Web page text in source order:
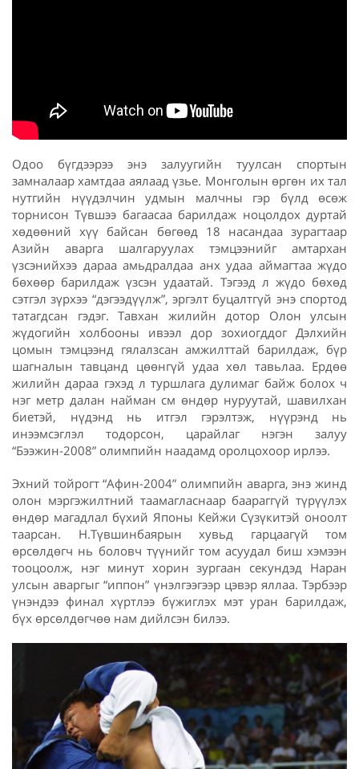
Одоо бүгдээрээ энэ залуугийн туулсан спортын
замналаар хамтдаа аялаад үзье. Монголын өргөн их тал
нутгийн нүүдэлчин удмын малчны гэр бүлд өсөж
торнисон Түвшээ багаасаа барилдаж ноцолдох дуртай
хөдөөний хүү байсан бөгөөд 18 насандаа зурагтаар
Азийн аварга шалгаруулах тэмцээнийг амтархан
үзсэнийхээ дараа амьдралдаа анх удаа аймагтаа жүдо
бөхөөр барилдаж үзсэн удаатай. Тэгээд л жүдо бөхөд
сэтгэл зүрхээ “дэгээдүүлж”, эргэлт буцалтгүй энэ спортод
татагдсан гэдэг. Тавхан жилийн дотор Олон улсын
жүдогийн холбооны ивээл дор зохиогддог Дэлхийн
цомын тэмцээнд гялалзсан амжилттай барилдаж, бүр
шагналын тавцанд цөөнгүй удаа хөл тавьлаа. Ердөө
жилийн дараа гэхэд л туршлага дулимаг байж болох ч
нэг метр далан найман см өндөр нуруутай, шавилхан
биетэй, нүдэнд нь итгэл гэрэлтэж, нүүрэнд нь
инээмсэглэл тодорсон, царайлаг нэгэн залуу
“Бээжин-2008” олимпийн наадамд оролцохоор ирлээ.
Эхний тойрогт “Афин-2004” олимпийн аварга, энэ жинд
олон мэргэжилтний таамагласнаар баараггүй түрүүлэх
өндөр магадлал бүхий Японы Кейжи Сүзүкитэй оноолт
таарсан. Н.Түвшинбаярын хувьд гарцаагүй том
өрсөлдөгч нь боловч түүнийг том асуудал биш хэмээн
тооцоолж, нэг минут хорин зургаан секундэд Hаран
улсын аваргыг “иппон” үнэлгээгээр цэвэр яллаа. Тэрбээр
үнэндээ финал хүртлээ бүжиглэх мэт уран барилдаж,
бүх өрсөлдөгчөө нам дийлсэн билээ.